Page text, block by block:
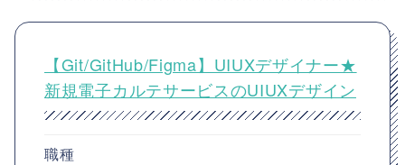
【Git/GitHub/Figma】UIUXデザイナー★
新規電子カルテサービスのUIUXデザイン
職種